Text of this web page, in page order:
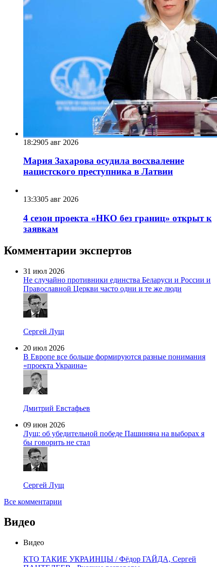
18:2905 авг 2026
Мария Захарова осудила восхваление
нацистского преступника в Латвии
13:3305 авг 2026
4 сезон проекта «НКО без границ» открыт к
заявкам
Комментарии экспертов
31 июл 2026
Не случайно противники единства Беларуси и России и
Православной Церкви часто одни и те же люди
Сергей Лущ
20 июл 2026
В Европе все больше формируются разные понимания
«проекта Украина»
Дмитрий Евстафьев
09 июн 2026
Лущ: об убедительной победе Пашиняна на выборах я
бы говорить не стал
Сергей Лущ
Все комментарии
Видео
Видео
КТО ТАКИЕ УКРАИНЦЫ / Фёдор ГАЙДА, Сергей